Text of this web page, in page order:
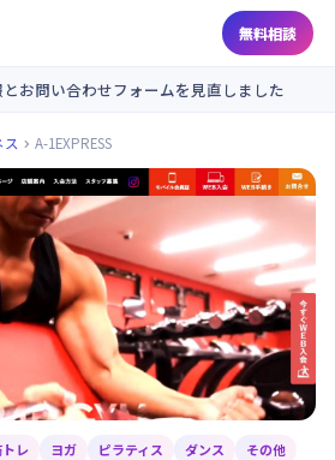
無料相談
お問い合わせフォームを見直しました
 A-1EXPRESS
レ ヨガ ピラティス ダンス その他